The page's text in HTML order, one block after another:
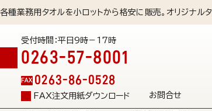
各種業務用タオルを小ロットから格安に販売。オリジナル
受付時間：平日9時－17時
0263-57-8001
FAX 0263-86-0528
FAX注文用紙ダウンロード お問合せ